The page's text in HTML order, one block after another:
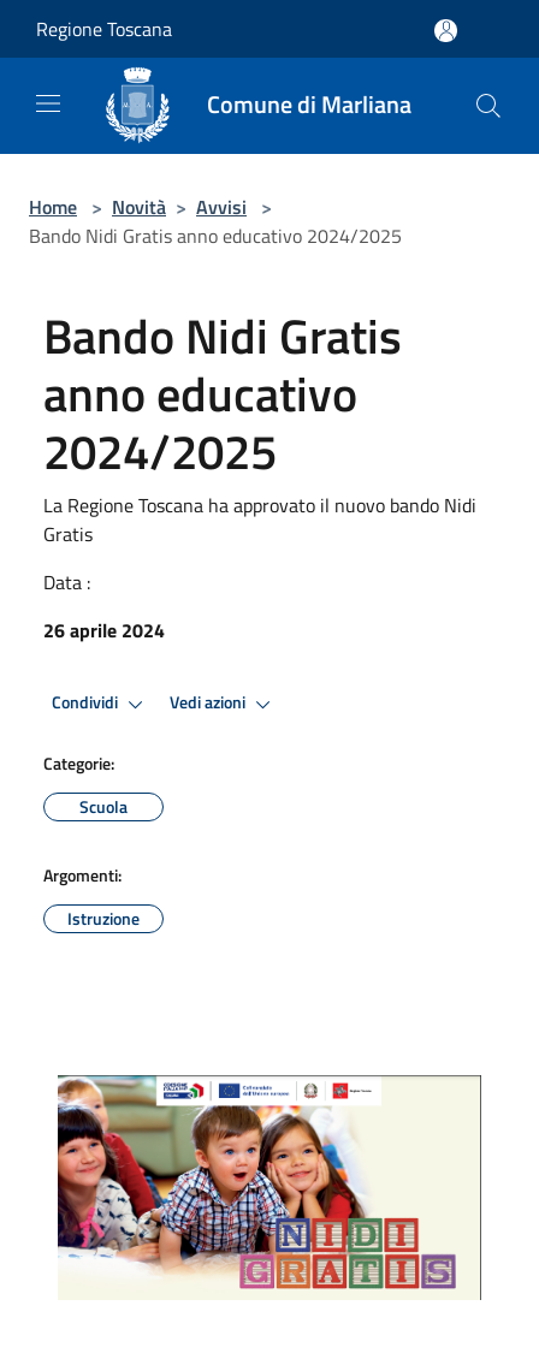
Regione Toscana
Comune di Marliana
Home > Novità > Avvisi >
Bando Nidi Gratis anno educativo 2024/2025
Bando Nidi Gratis
anno educativo
2024/2025
La Regione Toscana ha approvato il nuovo bando Nidi
Gratis
Data :
26 aprile 2024
Condividi Vedi azioni
Categorie:
Scuola
Argomenti:
Istruzione